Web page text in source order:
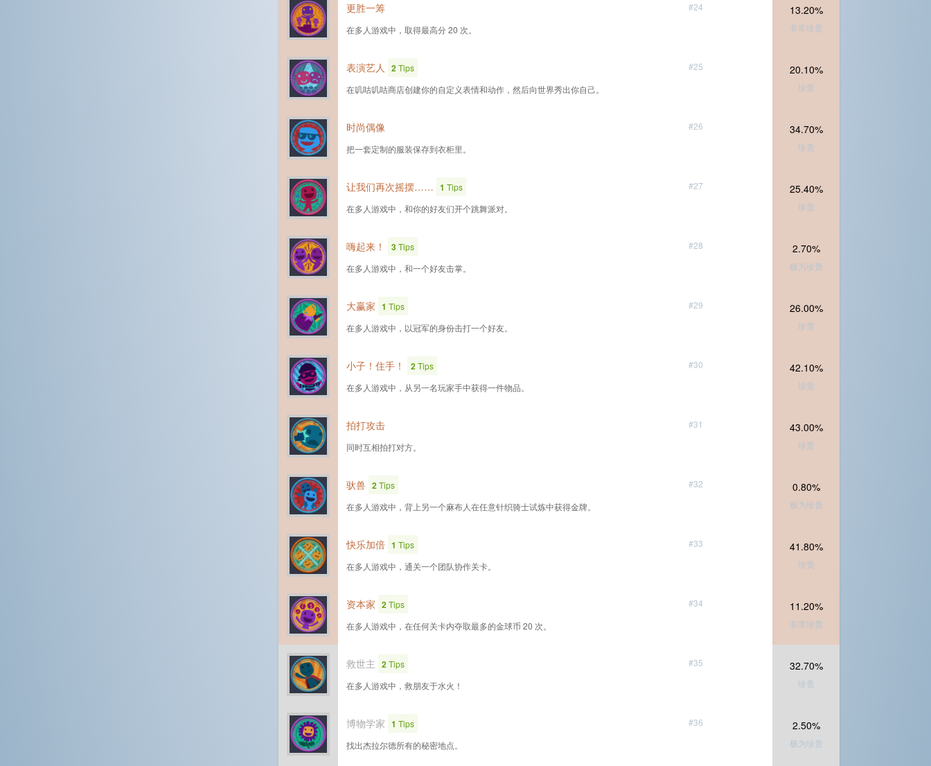
#24
更胜一筹
在多人游戏中，取得最高分 20 次。
13.20%
非常珍贵
#25
表演艺人 2Tips
在叽咕叽咕商店创建你的自定义表情和动作，然后向世界秀出你自己。
20.10%
珍贵
#26
时尚偶像
把一套定制的服装保存到衣柜里。
34.70%
珍贵
#27
让我们再次摇摆…… 1 Tips
在多人游戏中，和你的好友们开个跳舞派对。
25.40%
珍贵
#28
嗨起来！ 3Tips
在多人游戏中，和一个好友击掌。
2.70%
极为珍贵
#29
大赢家 1 Tips
在多人游戏中，以冠军的身份击打一个好友。
26.00%
珍贵
#30
小子！住手！ 2Tips
在多人游戏中，从另一名玩家手中获得一件物品。
42.10%
珍贵
#31
拍打攻击
同时互相拍打对方。
43.00%
珍贵
#32
驮兽 2Tips
在多人游戏中，背上另一个麻布人在任意针织骑士试炼中获得金牌。
0.80%
极为珍贵
#33
快乐加倍 1 Tips
在多人游戏中，通关一个团队协作关卡。
41.80%
珍贵
#34
资本家 2Tips
在多人游戏中，在任何关卡内夺取最多的金球币 20 次。
11.20%
非常珍贵
#35
救世主 2Tips
在多人游戏中，救朋友于水火！
32.70%
珍贵
#36
博物学家 1 Tips
找出杰拉尔德所有的秘密地点。
2.50%
极为珍贵